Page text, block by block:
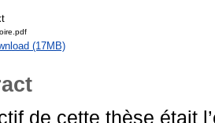
(17MB)
de cette thèse était